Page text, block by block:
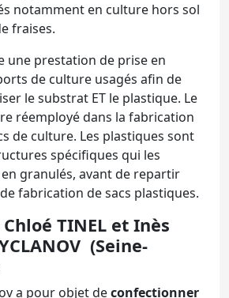
notamment en culture hors sol
fraises.
une prestation de prise en
de culture usagés afin de
le substrat ET le plastique. Le
réemployé dans la fabrication
de culture. Les plastiques sont
spécifiques qui les
granulés, avant de repartir
fabrication de sacs plastiques.
TINEL et Inès
(Seine-
a pour objet deconfectionner